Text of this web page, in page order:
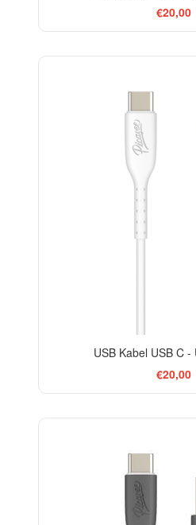
€20,00
USB Kabel USB C -
€20,00